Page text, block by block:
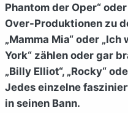
Phantom der Oper“
Over-Produktionen zu
„Mamma Mia“ oder
York“ zählen oder gar
„Billy Elliot“, „Rocky“
Jedes einzelne
in seinen Bann.